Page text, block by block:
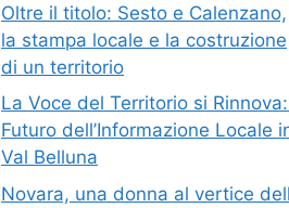
Oltre il titolo: Sesto e Calenzano,
la stampa locale e la costruzione
di un territorio
La Voce del Territorio si
Futuro dell’Informazione Locale
Val Belluna
Novara, una donna al vertice